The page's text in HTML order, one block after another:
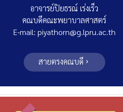
อาจารย์ปิยธรณ์ เร่งเร็ว
คณบดีคณะพยาบาลศาสตร์
E-mail: piyathorn@g.lpru.ac.th
สายตรงคณบดี